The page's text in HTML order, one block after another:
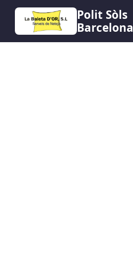
Polit Sòls
Barcelona